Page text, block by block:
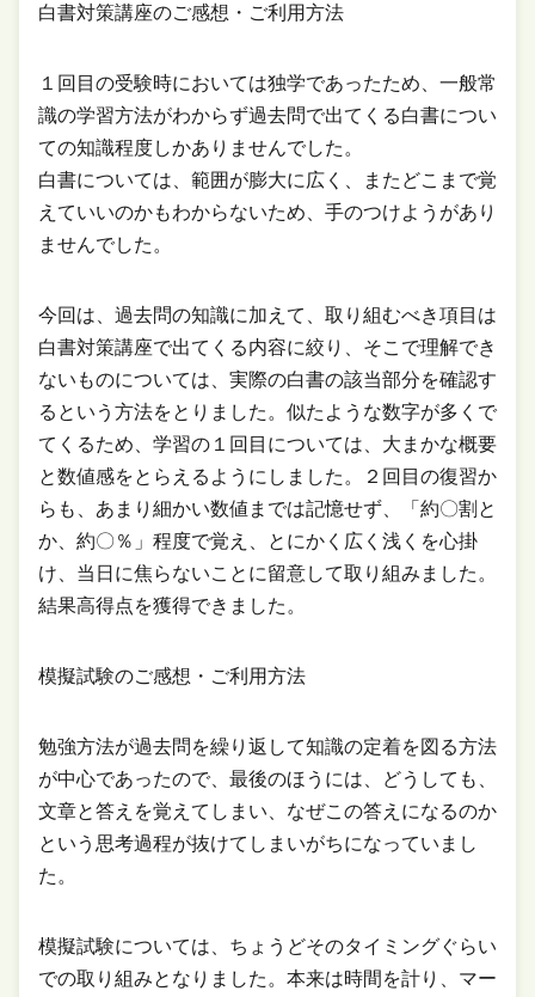
白書対策講座のご感想・ご利用方法
１回目の受験時においては独学であったため、一般常
識の学習方法がわからず過去問で出てくる白書につい
ての知識程度しかありませんでした。
白書については、範囲が膨大に広く、またどこまで覚
えていいのかもわからないため、手のつけようがあり
ませんでした。
今回は、過去問の知識に加えて、取り組むべき項目は
白書対策講座で出てくる内容に絞り、そこで理解でき
ないものについては、実際の白書の該当部分を確認す
るという方法をとりました。似たような数字が多くで
てくるため、学習の１回目については、大まかな概要
と数値感をとらえるようにしました。２回目の復習か
らも、あまり細かい数値までは記憶せず、「約〇割と
か、約〇％」程度で覚え、とにかく広く浅くを心掛
け、当日に焦らないことに留意して取り組みました。
結果高得点を獲得できました。
模擬試験のご感想・ご利用方法
勉強方法が過去問を繰り返して知識の定着を図る方法
が中心であったので、最後のほうには、どうしても、
文章と答えを覚えてしまい、なぜこの答えになるのか
という思考過程が抜けてしまいがちになっていまし
た。
模擬試験については、ちょうどそのタイミングぐらい
での取り組みとなりました。本来は時間を計り、マー